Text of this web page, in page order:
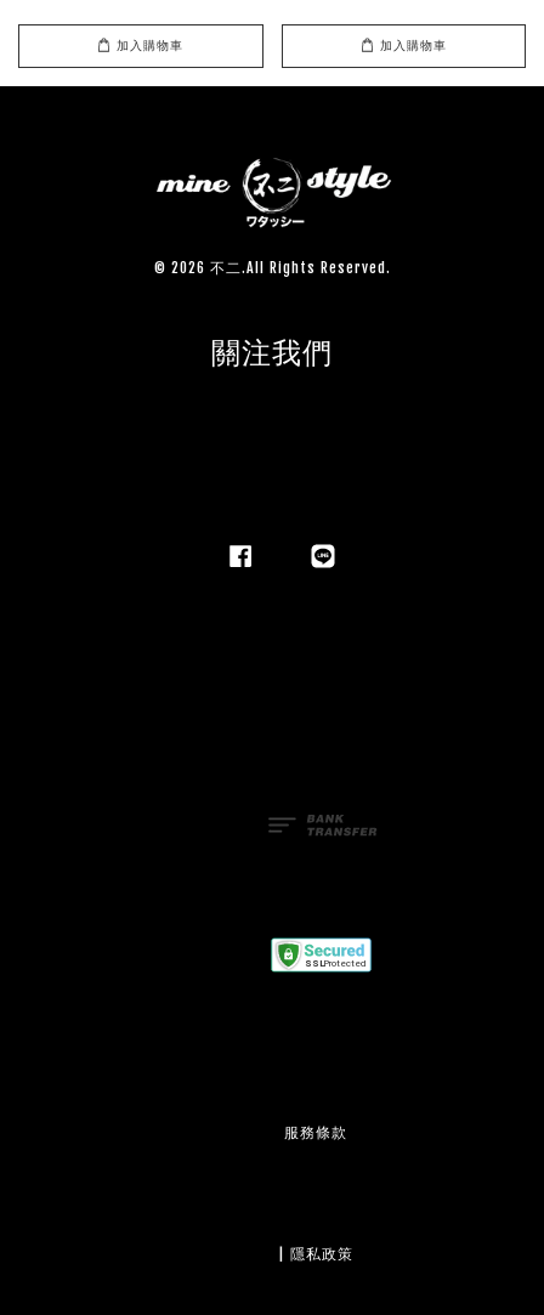
加入購物車 加入購物車
© 2026 不二.All Rights Reserved.
關注我們
服務條款
隱私政策